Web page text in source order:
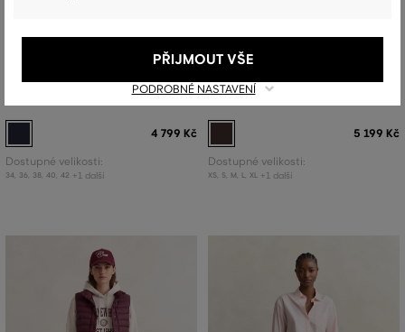
SUKNĚ GANT WOOL BLEND PENCIL
4 799 Kč
Dostupné velikosti:
34 36 38 40 42 +1 další
SUKNĚ GANT SUPERFINE
LAMBSWOOL SKIRT
5 199 Kč
Dostupné velikosti:
XS, S, M L, XL +1 další
PODROBNÉ NASTAVENÍ
PŘIJMOUT VŠE